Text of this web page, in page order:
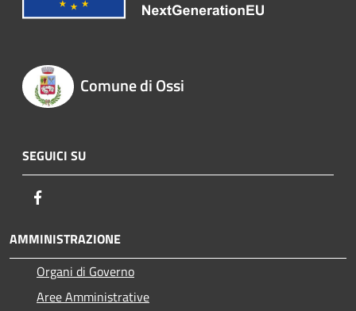
Comune di Ossi
SEGUICI SU
AMMINISTRAZIONE
Organi di Governo
Aree Amministrative